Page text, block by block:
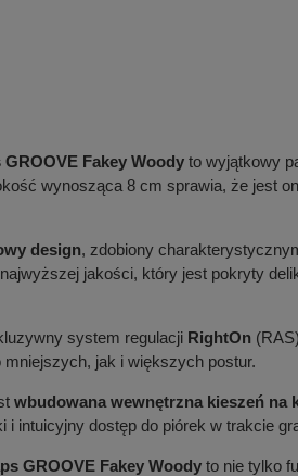
Fakey Woody to wyjątkowy
wynosząca 8 cm sprawia, że jest
design, zdobiony
jakości, który jest pokryty
system regulacji RightOn
jak i większych postur.
wbudowana wewnętrzna kieszeń na
i intuicyjny dostęp do piórek w trakcie
GROOVE Fakey Woody to nie tylko